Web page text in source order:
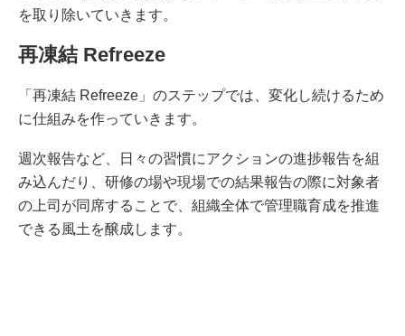
を取り除いていきます。
再凍結 Refreeze
「再凍結 Refreeze」のステップでは、変化し続けるため
に仕組みを作っていきます。
週次報告など、日々の習慣にアクションの進捗報告を組
み込んだり、研修の場や現場での結果報告の際に対象者
の上司が同席することで、組織全体で管理職育成を推進
できる風土を醸成します。